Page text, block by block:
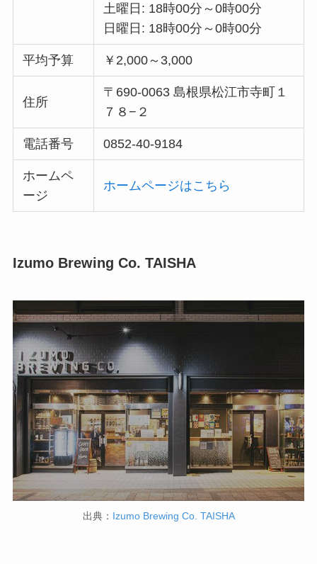
土曜日: 18時00分～0時00分
日曜日: 18時00分～0時00分
平均予算 ￥2,000～3,000
住所
〒690-0063 島根県松江市寺町１
７８−２
電話番号 0852-40-9184
ホームペ
ージ
ホームページはこちら
Izumo Brewing Co. TAISHA
出典： Izumo Brewing Co. TAISHA